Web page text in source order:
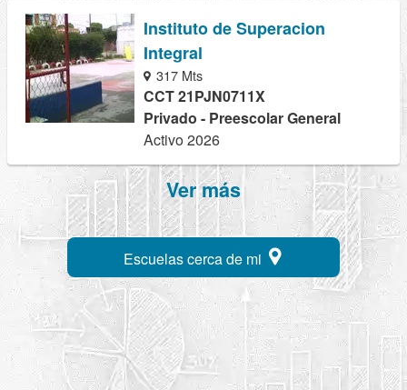
Instituto de Superacion
Integral
317 Mts
CCT 21PJN0711X
Privado - Preescolar General
Activo 2026
Ver más
Escuelas cerca de mi